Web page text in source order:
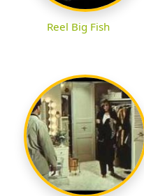
Reel Big Fish